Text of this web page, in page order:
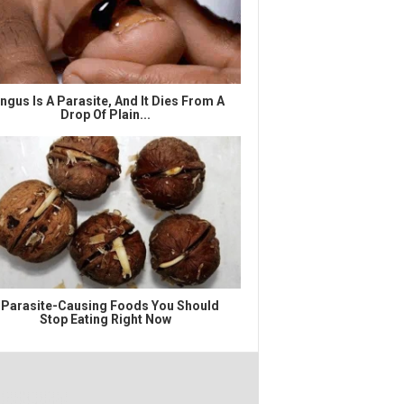
Is A Parasite, And It Dies From A
Drop Of Plain...
Causing Foods You Should
Stop Eating Right Now